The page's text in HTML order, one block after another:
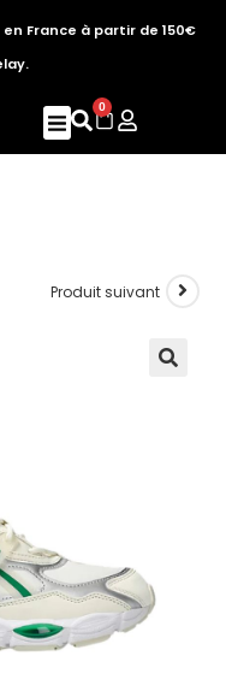
France à partir de 150€
0
Produit suivant